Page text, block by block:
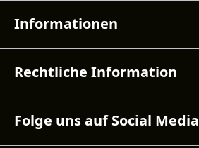
Informationen
Rechtliche Information
Folge uns auf Social Media